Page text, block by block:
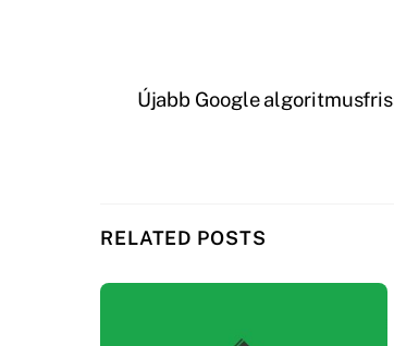
Újabb Google
RELATED POSTS